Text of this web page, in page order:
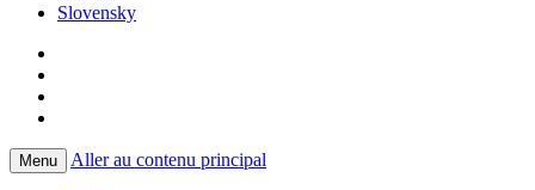
Slovensky
Menu Aller au contenu principal